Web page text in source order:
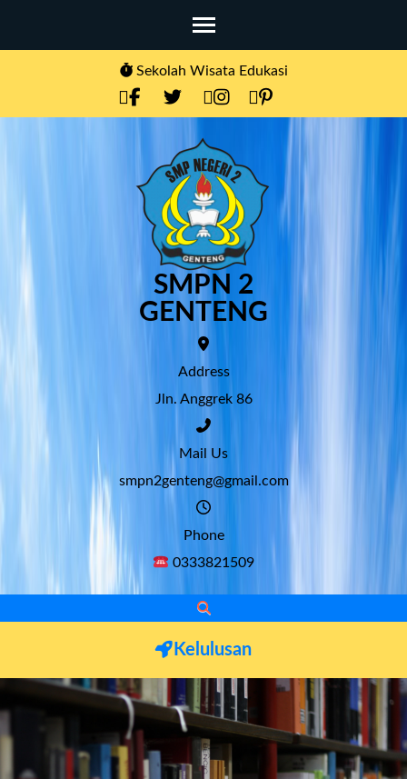
Enter)
Sekolah Wisata Edukasi
SMPN 2
GENTENG
Address
Jln. Anggrek 86
Mail Us
smpn2genteng@gmail.com
Phone
0333821509
Kelulusan